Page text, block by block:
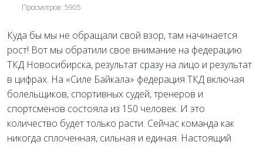
Просмотров: 5905
Куда бы мы не обращали свой взор, там начинается
рост! Вот мы обратили свое внимание на федерацию
ТКД Новосибирска, результат сразу на лицо и результат
в цифрах. На «Силе Байкала» федерация ТКД включая
болельщиков, спортивных судей, тренеров и
спортсменов состояла из 150 человек. И это
количество будет только расти. Сейчас команда как
никогда сплоченная, сильная и единая. Настоящий